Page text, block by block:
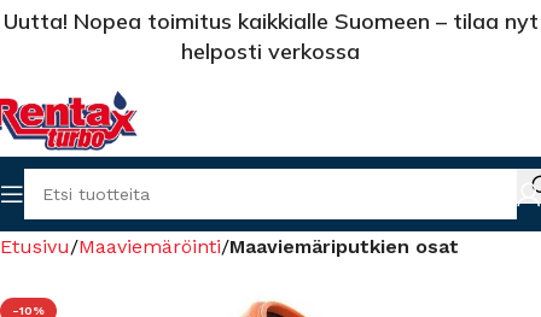
Uutta! Nopea toimitus kaikkialle Suomeen – tilaa nyt
helposti verkossa
Etusivu Maaviemäröinti Maaviemäriputkien osat
-10%